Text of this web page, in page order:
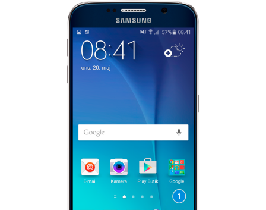
Din mobilsikkerhed
Backup og synkronisering